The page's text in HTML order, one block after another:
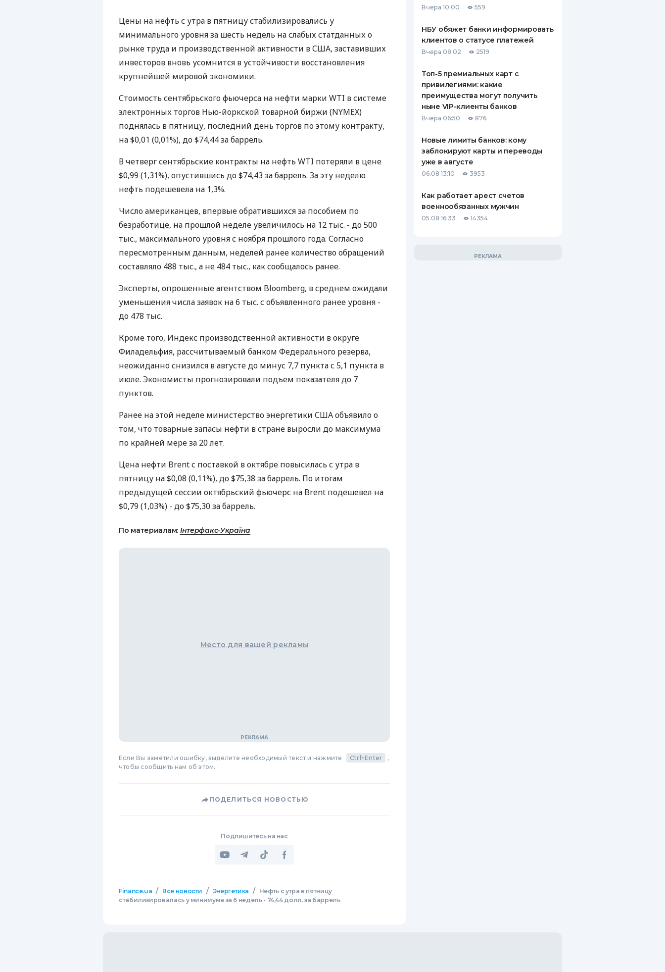
СТРАХОВАНИЮ
ВСЕ СТРАХОВЫЕ ПОЛИСЫ
ОТЗЫВЫ О СТРАХОВЫХ
КОМПАНИЯХ
Цены на нефть с утра в пятницу стабилизировались у
минимального уровня за шесть недель на слабых статданных о
рынке труда и производственной активности в США, заставивших
инвесторов вновь усомнится в устойчивости восстановления
крупнейшей мировой экономики.
Стоимость сентябрьского фьючерса на нефти марки WTI в системе
электронных торгов Нью-йоркской товарной биржи (NYMEX)
поднялась в пятницу, последний день торгов по этому контракту,
на $0,01 (0,01%), до $74,44 за баррель.
В четверг сентябрьские контракты на нефть WTI потеряли в цене
$0,99 (1,31%), опустившись до $74,43 за баррель. За эту неделю
нефть подешевела на 1,3%.
Число американцев, впервые обратившихся за пособием по
безработице, на прошлой неделе увеличилось на 12 тыс. - до 500
тыс., максимального уровня с ноября прошлого года. Согласно
пересмотренным данным, неделей ранее количество обращений
составляло 488 тыс., а не 484 тыс., как сообщалось ранее.
Эксперты, опрошенные агентством Bloomberg, в среднем ожидали
уменьшения числа заявок на 6 тыс. с объявленного ранее уровня -
до 478 тыс.
Кроме того, Индекс производственной активности в округе
Филадельфия, рассчитываемый банком Федерального резерва,
неожиданно снизился в августе до минус 7,7 пункта с 5,1 пункта в
июле. Экономисты прогнозировали подъем показателя до 7
пунктов.
Ранее на этой неделе министерство энергетики США объявило о
том, что товарные запасы нефти в стране выросли до максимума
по крайней мере за 20 лет.
Цена нефти Brent с поставкой в октябре повысилась с утра в
пятницу на $0,08 (0,11%), до $75,38 за баррель. По итогам
предыдущей сессии октябрьский фьючерс на Brent подешевел на
$0,79 (1,03%) - до $75,30 за баррель.
По материалам: Інтерфакс-Україна
Место для вашей рекламы
Если Вы заметили ошибку, выделите необходимый текст и нажмите Ctrl+Enter
,
чтобы сообщить нам об этом.
ПОДЕЛИТЬСЯ НОВОСТЬЮ
Подпишитесь на нас
Finance.ua / Все новости / Энергетика /
Нефть с утра в пятницу
стабилизировалась у минимума за 6 недель - 74,44 долл. за баррель
Вчера 10:00 559
НБУ обяжет банки информировать
клиентов о статусе платежей
Вчера 08:02 2519
Топ-5 премиальных карт с
привилегиями: какие
преимущества могут получить
ныне VIP-клиенты банков
Вчера 06:50 876
Новые лимиты банков: кому
заблокируют карты и переводы
уже в августе
06.08 13:10 3953
Как работает арест счетов
военнообязанных мужчин
05.08 16:33 14354